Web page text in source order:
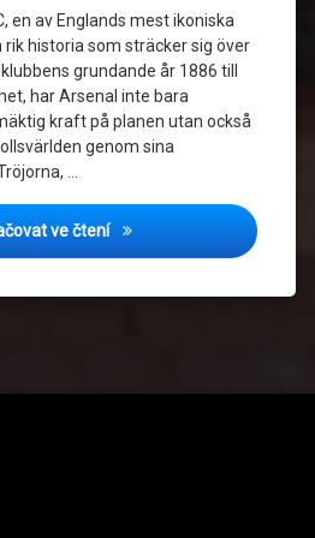
en av Englands mest ikoniska
historia som sträcker sig över
grundande år 1886 till
har Arsenal inte bara
kraft på planen utan också
genom sina
…
ve čteníFrån Klassiker till Nutid: